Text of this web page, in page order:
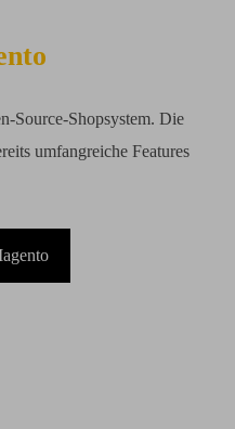
Source-Shopsystem. Die
umfangreiche Features